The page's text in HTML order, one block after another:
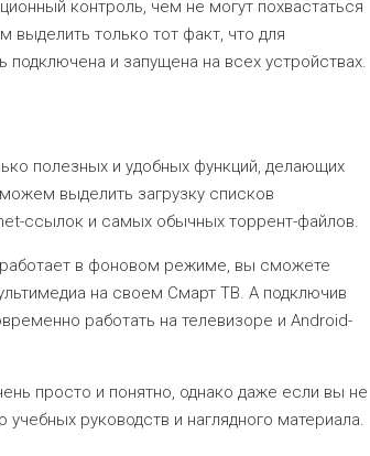
контроль, чем не могут похвастаться
только тот факт, что для
и запущена на всех устройствах.
полезных и удобных функций, делающих
выделить загрузку списков
ссылок и самых обычных торрент-файлов.
в фоновом режиме, вы сможете
на своем Смарт ТВ. А подключив
работать на телевизоре и Android-
просто и понятно, однако даже если вы не
руководств и наглядного материала.